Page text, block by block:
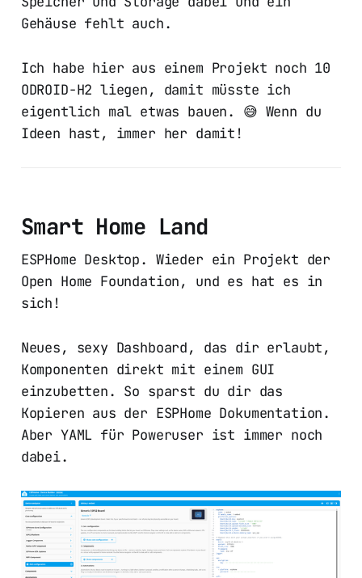
Gehäuse fehlt auch.
Ich habe hier aus einem Projekt noch 10
ODROID-H2 liegen, damit müsste ich
eigentlich mal etwas bauen. 😅 Wenn du
Ideen hast, immer her damit!
Smart Home Land
ESPHome Desktop. Wieder ein Projekt der
Open Home Foundation, und es hat es in
sich!
Neues, sexy Dashboard, das dir erlaubt,
Komponenten direkt mit einem GUI
einzubetten. So sparst du dir das
Kopieren aus der ESPHome Dokumentation.
Aber YAML für Poweruser ist immer noch
dabei.